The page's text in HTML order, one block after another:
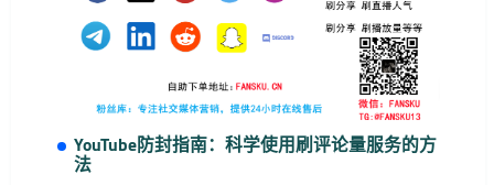
YouTube防封指南：科学使用刷评论量服务的方
法